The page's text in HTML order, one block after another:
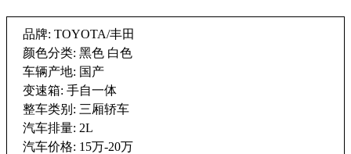
品牌: TOYOTA/丰田
颜色分类: 黑色 白色
车辆产地: 国产
变速箱: 手自一体
整车类别: 三厢轿车
汽车排量: 2L
汽车价格: 15万-20万